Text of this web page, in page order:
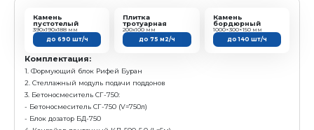
2. Модуль бесстеллажного формования "Б.Пд":
- Модуль подачи поддонов с кассетой
- Подъемник поддонов "Пд" (2 поддона в ряду)
- Пульт управления автомат
- Электрооборудование
- Маслостанция подъемника